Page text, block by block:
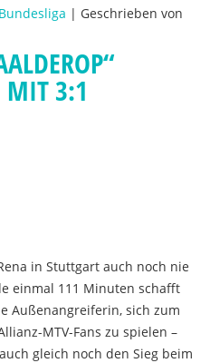
| Geschrieben von
MIT 3:1
in Stuttgart auch noch nie
einmal 111 Minuten schafft
Außenangreiferin, sich zum
MTV-Fans zu spielen –
gleich noch den Sieg beim